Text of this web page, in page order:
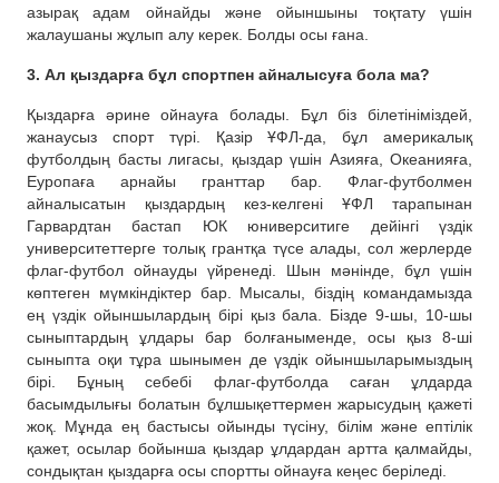
азырақ адам ойнайды және ойыншыны тоқтату үшін
жалаушаны жұлып алу керек. Болды осы ғана.
3. Ал қыздарға бұл спортпен айналысуға бола ма?
Қыздарға әрине ойнауға болады. Бұл біз білетініміздей,
жанаусыз спорт түрі. Қазір ҰФЛ-да, бұл америкалық
футболдың басты лигасы, қыздар үшін Азияға, Океанияға,
Еуропаға арнайы гранттар бар. Флаг-футболмен
айналысатын қыздардың кез-келгені ҰФЛ тарапынан
Гарвардтан бастап ЮК юниверситиге дейінгі үздік
университеттерге толық грантқа түсе алады, сол жерлерде
флаг-футбол ойнауды үйренеді. Шын мәнінде, бұл үшін
көптеген мүмкіндіктер бар. Мысалы, біздің командамызда
ең үздік ойыншылардың бірі қыз бала. Бізде 9-шы, 10-шы
сыныптардың ұлдары бар болғаныменде, осы қыз 8-ші
сыныпта оқи тұра шынымен де үздік ойыншыларымыздың
бірі. Бұның себебі флаг-футболда саған ұлдарда
басымдылығы болатын бұлшықеттермен жарысудың қажеті
жоқ. Мұнда ең бастысы ойынды түсіну, білім және ептілік
қажет, осылар бойынша қыздар ұлдардан артта қалмайды,
сондықтан қыздарға осы спортты ойнауға кеңес беріледі.